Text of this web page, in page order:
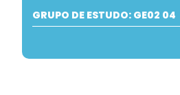
GRUPO DE ESTUDO: GE02 04